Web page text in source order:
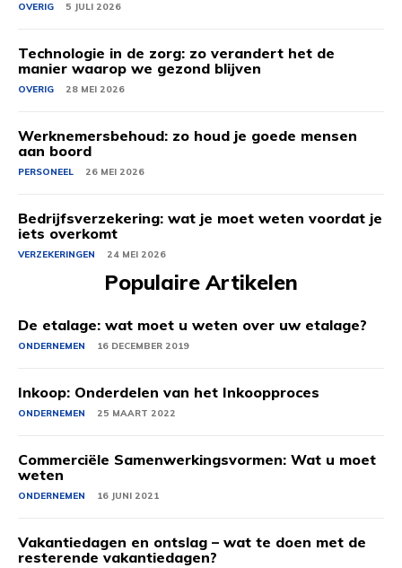
OVERIG 5 JULI 2026
Technologie in de zorg: zo verandert het de
manier waarop we gezond blijven
OVERIG 28 MEI 2026
Werknemersbehoud: zo houd je goede mensen
aan boord
PERSONEEL 26 MEI 2026
Bedrijfsverzekering: wat je moet weten voordat je
iets overkomt
VERZEKERINGEN 24 MEI 2026
Populaire Artikelen
De etalage: wat moet u weten over uw etalage?
ONDERNEMEN 16 DECEMBER 2019
Inkoop: Onderdelen van het Inkoopproces
ONDERNEMEN 25 MAART 2022
Commerciële Samenwerkingsvormen: Wat u moet
weten
ONDERNEMEN 16 JUNI 2021
Vakantiedagen en ontslag – wat te doen met de
resterende vakantiedagen?